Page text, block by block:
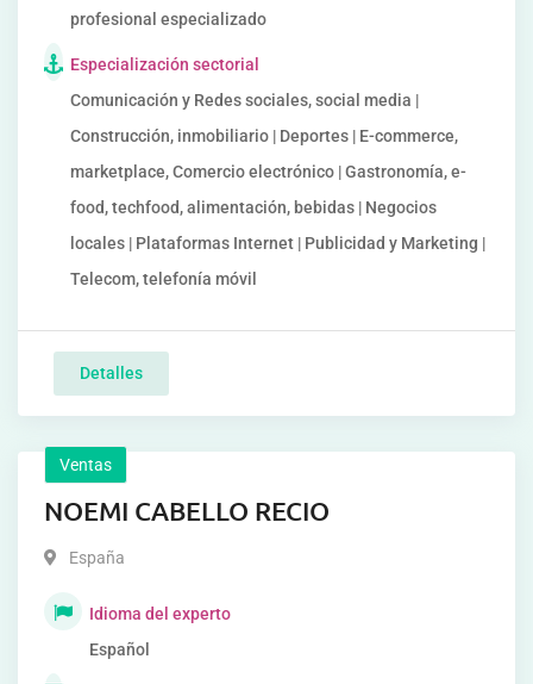
profesional especializado
Especialización sectorial
Comunicación y Redes sociales, social media |
Construcción, inmobiliario | Deportes | E-commerce,
marketplace, Comercio electrónico | Gastronomía, e-
food, techfood, alimentación, bebidas | Negocios
locales | Plataformas Internet | Publicidad y Marketing |
Telecom, telefonía móvil
Detalles
Ventas
NOEMI CABELLO RECIO
España
Idioma del experto
Español